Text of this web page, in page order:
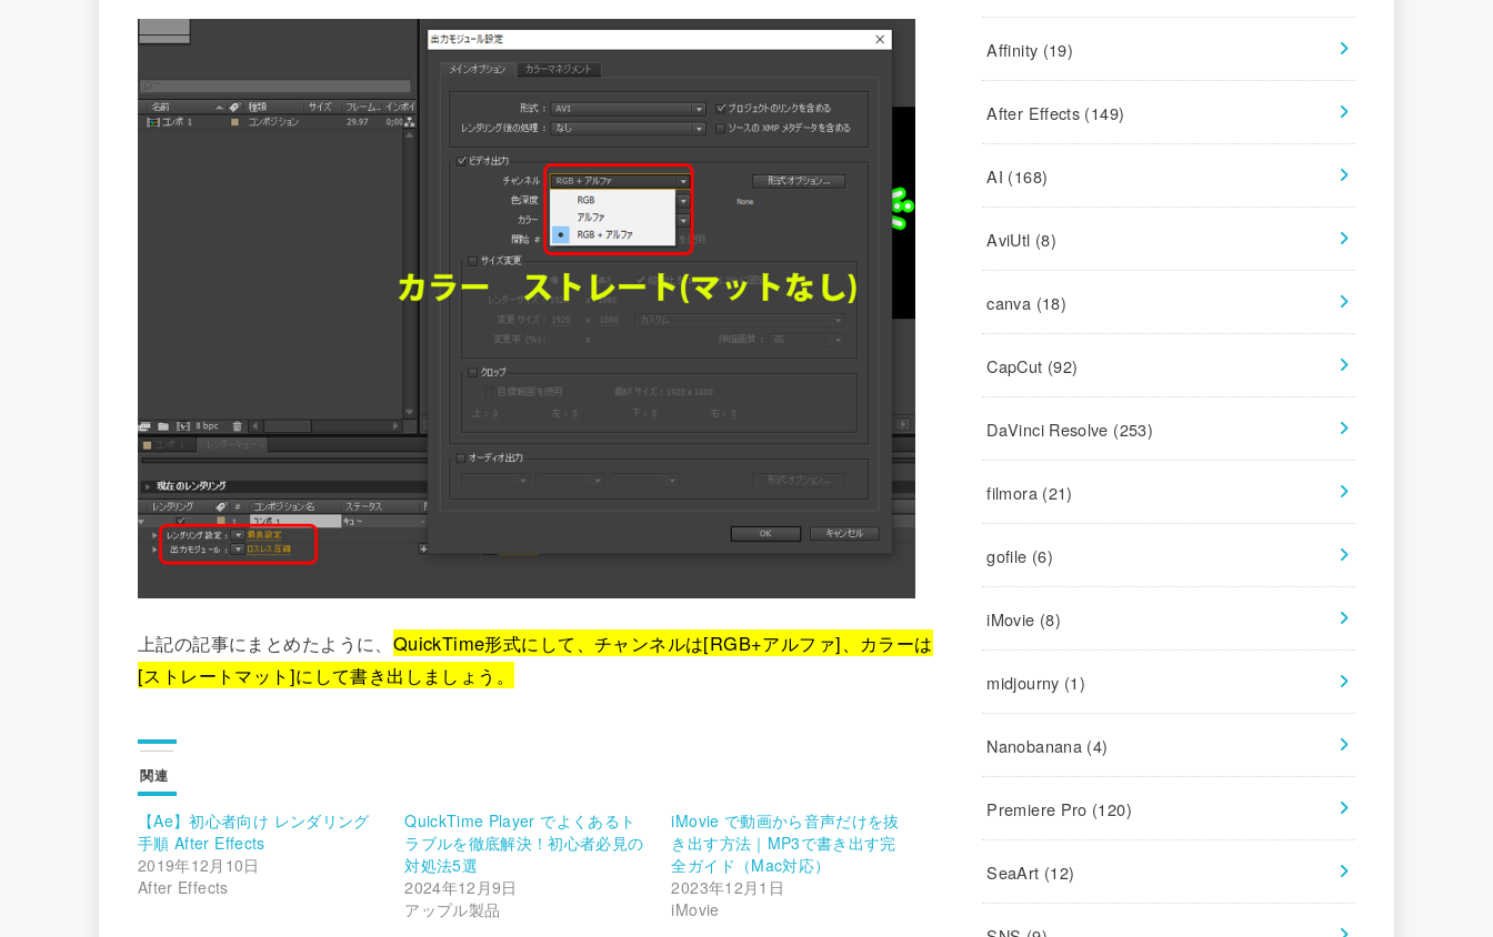
上記の記事にまとめたように、 QuickTime形式にして、チャンネルは[RGB+アルファ]、カラーは
[ストレートマット]にして書き出しましょう。
関連
【Ae】初心者向け レンダリング
手順 After Effects
2019年12月10日
After Effects
QuickTime Player でよくあるト
ラブルを徹底解決！初心者必見の
対処法5選
2024年12月9日
アップル製品
iMovie で動画から音声だけを抜
き出す方法｜MP3で書き出す完
全ガイド（Mac対応）
2023年12月1日
iMovie
Affinity (19)
After Effects (149)
AI (168)
AviUtl (8)
canva (18)
CapCut (92)
DaVinci Resolve (253)
filmora (21)
gofile (6)
iMovie (8)
midjourny (1)
Nanobanana (4)
Premiere Pro (120)
SeaArt (12)